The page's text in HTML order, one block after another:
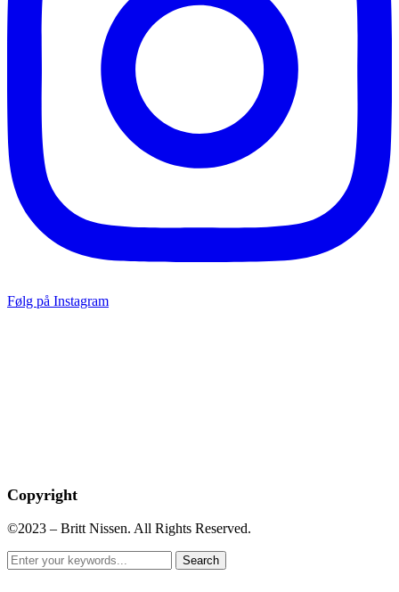
Følg på Instagram
Copyright
©2023 – Britt Nissen. All Rights Reserved.